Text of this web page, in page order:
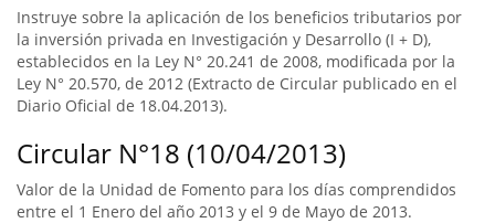
Instruye sobre la aplicación de los beneficios tributarios por
la inversión privada en Investigación y Desarrollo (I + D),
establecidos en la Ley N° 20.241 de 2008, modificada por la
Ley N° 20.570, de 2012 (Extracto de Circular publicado en el
Diario Oficial de 18.04.2013).
Circular N°18 (10/04/2013)
Valor de la Unidad de Fomento para los días comprendidos
entre el 1 Enero del año 2013 y el 9 de Mayo de 2013.